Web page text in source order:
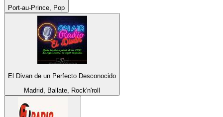
Port-au-Prince, Pop
El Divan de un Perfecto Desconocido
Madrid, Ballate, Rock'n'roll